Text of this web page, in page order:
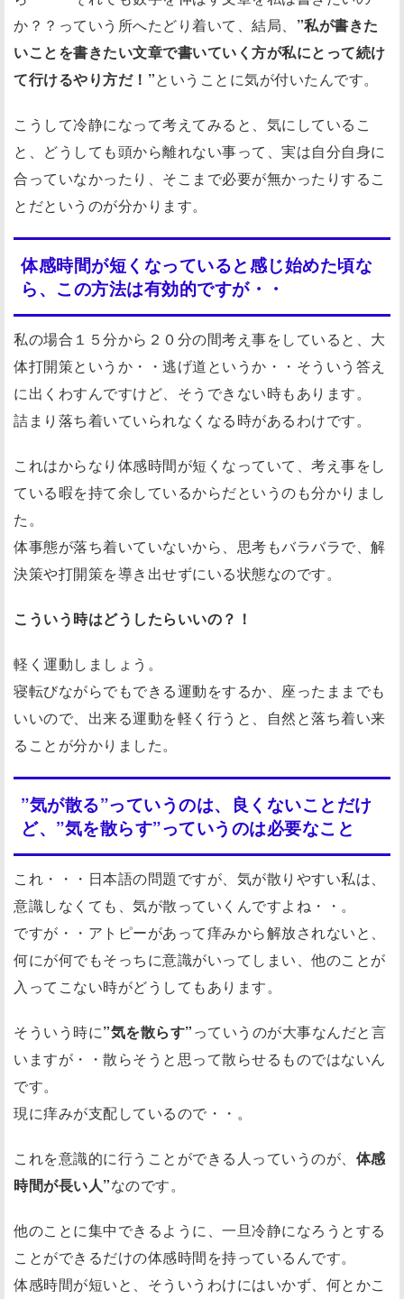
か？？っていう所へたどり着いて、結局、 ”私が書きた
いことを書きたい文章で書いていく方が私にとって続け
て行けるやり方だ！”ということに気が付いたんです。
こうして冷静になって考えてみると、気にしているこ
と、どうしても頭から離れない事って、実は自分自身に
合っていなかったり、そこまで必要が無かったりするこ
とだというのが分かります。
体感時間が短くなっていると感じ始めた頃な
ら、この方法は有効的ですが・・
私の場合１５分から２０分の間考え事をしていると、大
体打開策というか・・逃げ道というか・・そういう答え
に出くわすんですけど、そうできない時もあります。
詰まり落ち着いていられなくなる時があるわけです。
これはからなり体感時間が短くなっていて、考え事をし
ている暇を持て余しているからだというのも分かりまし
た。
体事態が落ち着いていないから、思考もバラバラで、解
決策や打開策を導き出せずにいる状態なのです。
こういう時はどうしたらいいの？！
軽く運動しましょう。
寝転びながらでもできる運動をするか、座ったままでも
いいので、出来る運動を軽く行うと、自然と落ち着い来
ることが分かりました。
”気が散る”っていうのは、良くないことだけ
ど、”気を散らす”っていうのは必要なこと
これ・・・日本語の問題ですが、気が散りやすい私は、
意識しなくても、気が散っていくんですよね・・。
ですが・・アトピーがあって痒みから解放されないと、
何にが何でもそっちに意識がいってしまい、他のことが
入ってこない時がどうしてもあります。
そういう時に”気を散らす”っていうのが大事なんだと言
いますが・・散らそうと思って散らせるものではないん
です。
現に痒みが支配しているので・・。
これを意識的に行うことができる人っていうのが、 体感
時間が長い人”なのです。
他のことに集中できるように、一旦冷静になろうとする
ことができるだけの体感時間を持っているんです。
体感時間が短いと、そういうわけにはいかず、何とかこ